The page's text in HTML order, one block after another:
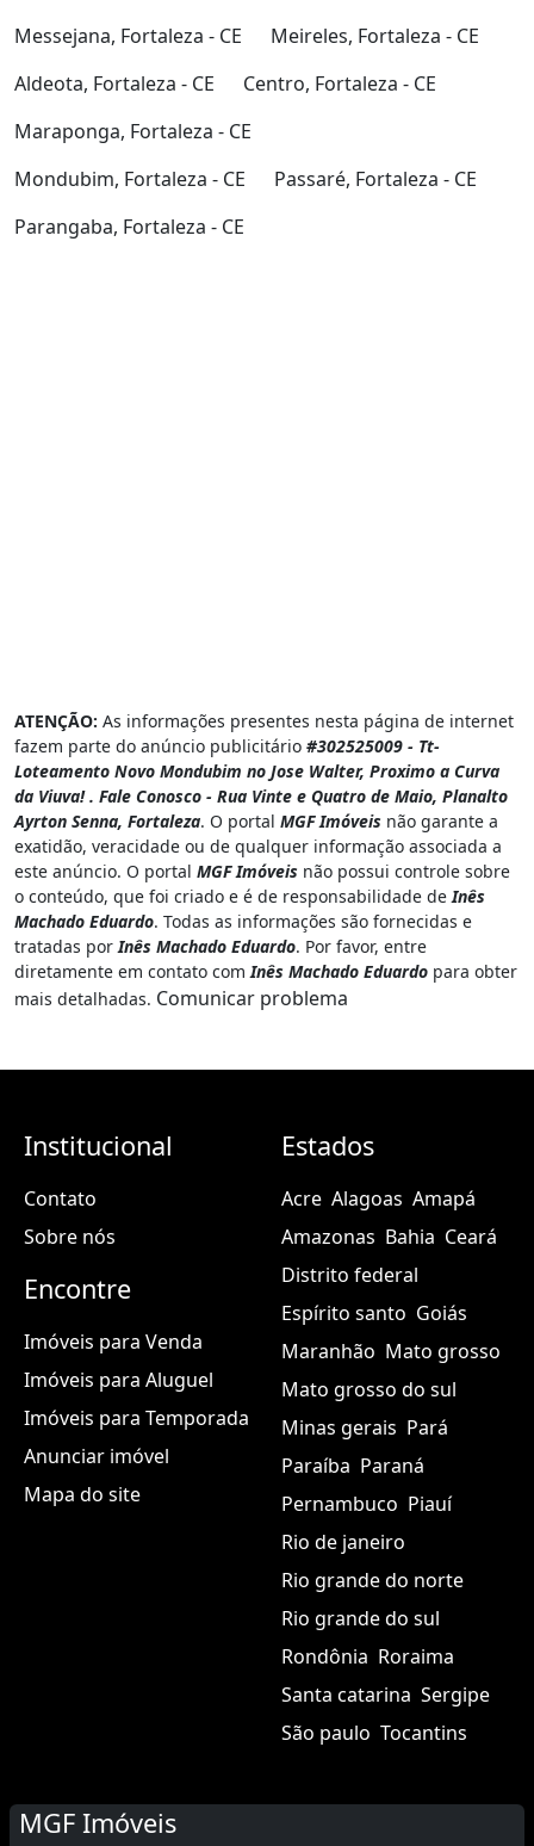
Messejana, Fortaleza - CE
Meireles, Fortaleza - CE
Aldeota, Fortaleza - CE
Centro, Fortaleza - CE
Maraponga, Fortaleza - CE
Mondubim, Fortaleza - CE
Passaré, Fortaleza - CE
Parangaba, Fortaleza - CE
ATENÇÃO: As informações presentes nesta página de internet
fazem parte do anúncio publicitário #302525009 - Tt-
Loteamento Novo Mondubim no Jose Walter, Proximo a Curva
da Viuva! . Fale Conosco - Rua Vinte e Quatro de Maio, Planalto
Ayrton Senna, Fortaleza. O portal MGF Imóveis não garante a
exatidão, veracidade ou de qualquer informação associada a
este anúncio. O portal MGF Imóveis não possui controle sobre
o conteúdo, que foi criado e é de responsabilidade deInês
Machado Eduardo. Todas as informações são fornecidas e
tratadas porInês Machado Eduardo. Por favor, entre
diretamente em contato comInês Machado Eduardo para obter
mais detalhadas. Comunicar problema
Institucional
Contato
Sobre nós
Encontre
Imóveis para Venda
Imóveis para Aluguel
Imóveis para Temporada
Anunciar imóvel
Mapa do site
Estados
Acre Alagoas Amapá
Amazonas Bahia Ceará
Distrito federal
Espírito santo Goiás
Maranhão Mato grosso
Mato grosso do sul
Minas gerais Pará
Paraíba Paraná
Pernambuco Piauí
Rio de janeiro
Rio grande do norte
Rio grande do sul
Rondônia Roraima
Santa catarina Sergipe
São paulo Tocantins
MGF Imóveis